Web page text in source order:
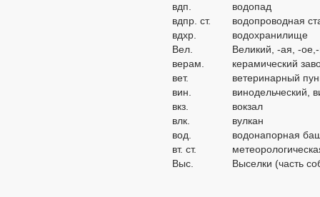
вдп.
водопад
вдпр. ст.
водопроводная
вдхр.
водохранилище
Вел.
Великий, -ая, -ое,-
верам.
керамический
вет.
ветеринарный
вин.
винодельческий,
вкз.
вокзал
влк.
вулкан
вод.
водонапорная
вт. ст.
Выс.
Выселки (часть